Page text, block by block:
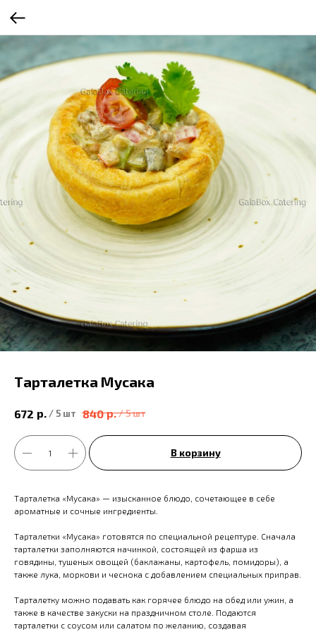
Тарталетка Мусака
672 р. /5 шт 840 р./5 шт
В корзину
Тарталетка «Мусака» — изысканное блюдо, сочетающее в себе
ароматные и сочные ингредиенты.
Тарталетки «Мусака» готовятся по специальной рецептуре. Сначала
тарталетки заполняются начинкой, состоящей из фарша из
говядины, тушеных овощей (баклажаны, картофель, помидоры), а
также лука, моркови и чеснока с добавлением специальных приправ.
Тарталетку можно подавать как горячее блюдо на обед или ужин, а
также в качестве закуски на праздничном столе. Подаются
тарталетки с соусом или салатом по желанию, создавая